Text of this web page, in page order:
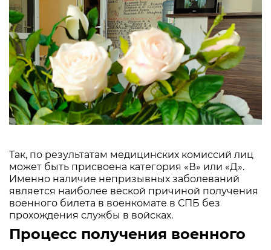
Так, по результатам медицинских комиссий лиц
может быть присвоена категория «В» или «Д».
Именно наличие непризывных заболеваний
является наиболее веской причиной получения
военного билета в военкомате в СПБ без
прохождения службы в войсках.
Процесс получения военного